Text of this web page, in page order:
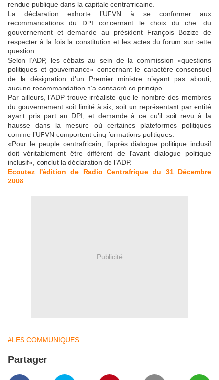
rendue publique dans la capitale centrafricaine.
La déclaration exhorte l’UFVN à se conformer aux
recommandations du DPI concernant le choix du chef du
gouvernement et demande au président François Bozizé de
respecter à la fois la constitution et les actes du forum sur cette
question.
Selon l’ADP, les débats au sein de la commission «questions
politiques et gouvernance» concernant le caractère consensuel
de la désignation d’un Premier ministre n’ayant pas abouti,
aucune recommandation n’a consacré ce principe.
Par ailleurs, l’ADP trouve irréaliste que le nombre des membres
du gouvernement soit limité à six, soit un représentant par entité
ayant pris part au DPI, et demande à ce qu’il soit revu à la
hausse dans la mesure où certaines plateformes politiques
comme l’UFVN comportent cinq formations politiques.
«Pour le peuple centrafricain, l’après dialogue politique inclusif
doit véritablement être différent de l’avant dialogue politique
inclusif», conclut la déclaration de l’ADP.
Ecoutez l'édition de Radio Centrafrique du 31 Décembre
2008
Publicité
#LES COMMUNIQUES
Partager